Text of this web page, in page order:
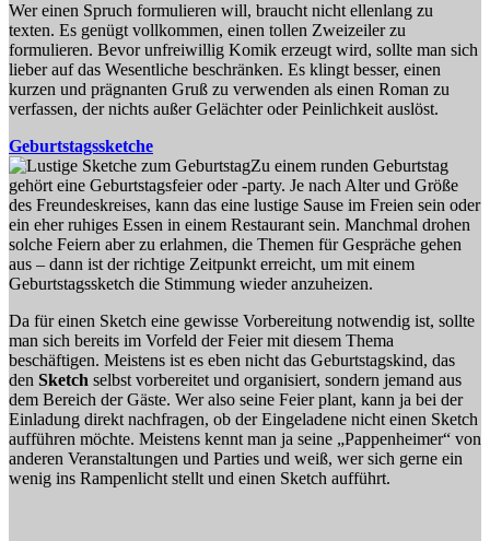
Wer einen Spruch formulieren will, braucht nicht ellenlang zu
texten. Es genügt vollkommen, einen tollen Zweizeiler zu
formulieren. Bevor unfreiwillig Komik erzeugt wird, sollte man sich
lieber auf das Wesentliche beschränken. Es klingt besser, einen
kurzen und prägnanten Gruß zu verwenden als einen Roman zu
verfassen, der nichts außer Gelächter oder Peinlichkeit auslöst.
Geburtstagssketche
Zu einem runden Geburtstag
gehört eine Geburtstagsfeier oder -party. Je nach Alter und Größe
des Freundeskreises, kann das eine lustige Sause im Freien sein oder
ein eher ruhiges Essen in einem Restaurant sein. Manchmal drohen
solche Feiern aber zu erlahmen, die Themen für Gespräche gehen
aus – dann ist der richtige Zeitpunkt erreicht, um mit einem
Geburtstagssketch die Stimmung wieder anzuheizen.
Da für einen Sketch eine gewisse Vorbereitung notwendig ist, sollte
man sich bereits im Vorfeld der Feier mit diesem Thema
beschäftigen. Meistens ist es eben nicht das Geburtstagskind, das
den Sketch selbst vorbereitet und organisiert, sondern jemand aus
dem Bereich der Gäste. Wer also seine Feier plant, kann ja bei der
Einladung direkt nachfragen, ob der Eingeladene nicht einen Sketch
aufführen möchte. Meistens kennt man ja seine „Pappenheimer“ von
anderen Veranstaltungen und Parties und weiß, wer sich gerne ein
wenig ins Rampenlicht stellt und einen Sketch aufführt.